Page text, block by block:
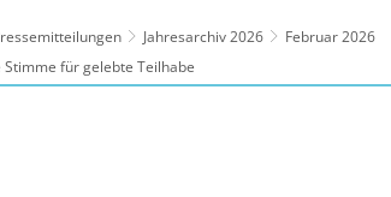
Jahresarchiv 2026
Februar 2026
für gelebte Teilhabe